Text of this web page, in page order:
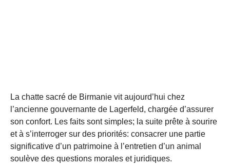
La chatte sacré de Birmanie vit aujourd’hui chez
l’ancienne gouvernante de Lagerfeld, chargée d’assurer
son confort. Les faits sont simples; la suite prête à sourire
et à s’interroger sur des priorités: consacrer une partie
significative d’un patrimoine à l’entretien d’un animal
soulève des questions morales et juridiques.